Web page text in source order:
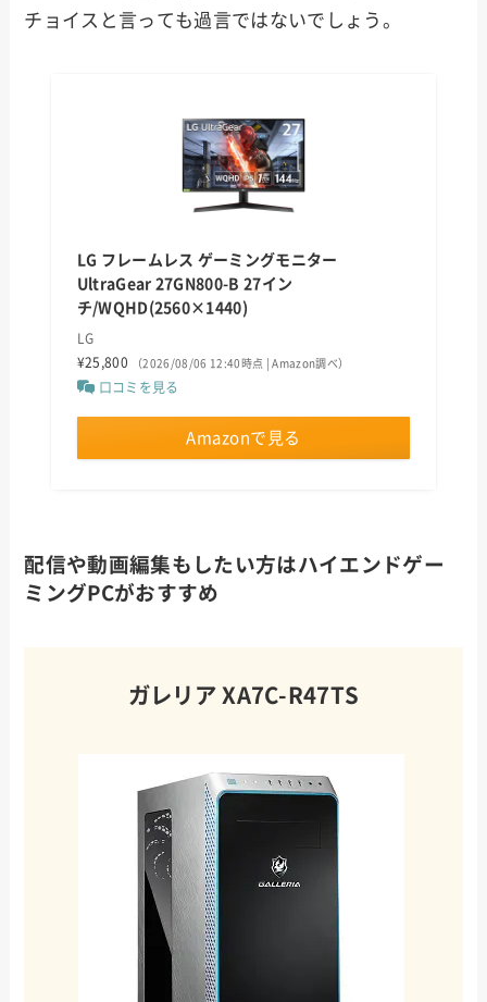
チョイスと言っても過言ではないでしょう。
LG フレームレス ゲーミングモニター
UltraGear 27GN800-B 27イン
チ/WQHD(2560×1440)
LG
¥25,800
（2026/08/06 12:40時点 | Amazon調べ）
口コミを見る
Amazonで見る
配信や動画編集もしたい方はハイエンドゲー
ミングPCがおすすめ
ガレリア XA7C-R47TS